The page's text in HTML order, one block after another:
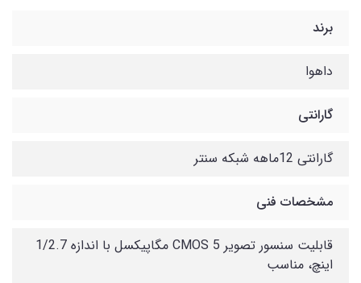
برند
داهوا
گارانتی
گارانتی 12ماهه شبکه سنتر
مشخصات فنی
قابلیت سنسور تصویر CMOS 5 مگاپیکسل با اندازه 1/2.7
اینچ، مناسب